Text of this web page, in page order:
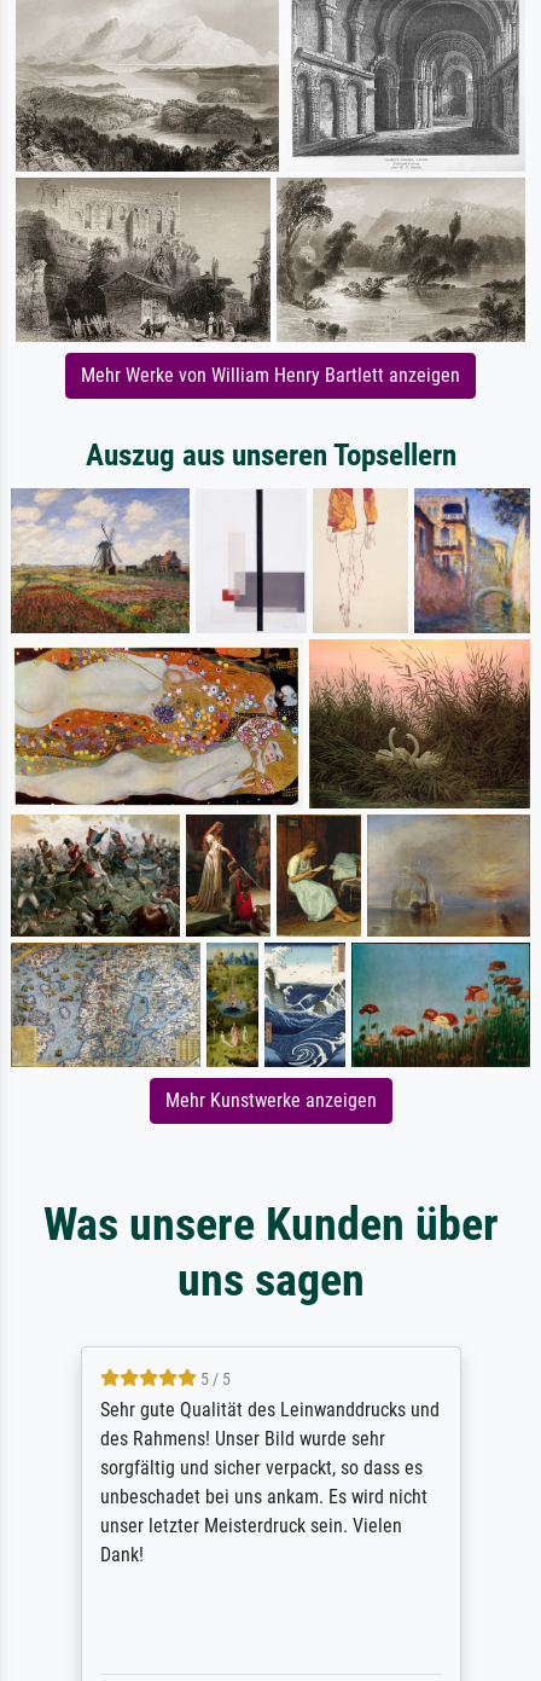
Mehr Werke von William Henry Bartlett anzeigen
Auszug aus unseren Topsellern
Mehr Kunstwerke anzeigen
Was unsere Kunden über
uns sagen
5 / 5
Sehr gute Qualität des Leinwanddrucks und
des Rahmens! Unser Bild wurde sehr
sorgfältig und sicher verpackt, so dass es
unbeschadet bei uns ankam. Es wird nicht
unser letzter Meisterdruck sein. Vielen
Dank!